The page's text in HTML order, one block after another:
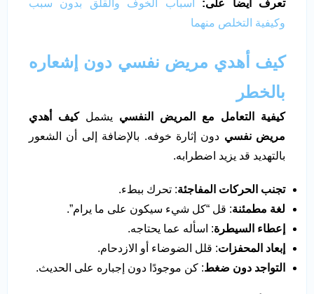
تعرف أيضاً على:
أسباب الخوف والقلق بدون سبب
وكيفية التخلص منهما
كيف أهدي مريض نفسي دون إشعاره
بالخطر
كيفية التعامل مع المريض النفسي يشملكيف أهدي
مريض نفسي دون إثارة خوفه. بالإضافة إلى أن الشعور
بالتهديد قد يزيد اضطرابه.
تجنب الحركات المفاجئة: تحرك ببطء.
لغة مطمئنة: قل “كل شيء سيكون على ما يرام”.
إعطاء السيطرة: اسأله عما يحتاجه.
إبعاد المحفزات: قلل الضوضاء أو الازدحام.
التواجد دون ضغط: كن موجودًا دون إجباره على الحديث.